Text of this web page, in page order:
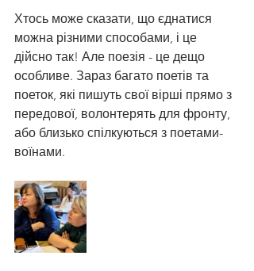
Хтось може сказати, що єднатися
можна різними способами, і це
дійсно так! Але поезія - це дещо
особливе. Зараз багато поетів та
поеток, які пишуть свої вірші прямо з
передової, волонтерять для фронту,
або близько спілкуються з поетами-
воїнами.